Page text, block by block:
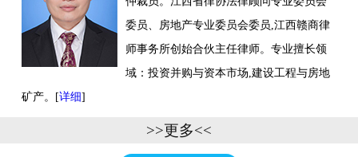
联系我们
委员、房地产专业委员会委员,江西赣商律
师事务所创始合伙主任律师。专业擅长领
域：投资并购与资本市场,建设工程与房地
矿产。[详细]
>>更多<<